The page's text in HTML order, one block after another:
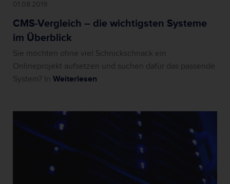
01.08.2019
CMS-Vergleich – die wichtigsten Systeme
im Überblick
Sie möchten ohne viel Schnickschnack ein
Onlineprojekt aufsetzen und suchen dafür das passende
System? In Weiterlesen